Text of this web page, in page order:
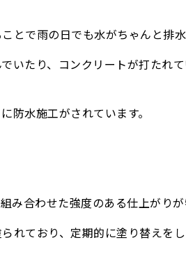
とで雨の日でも水がちゃんと排
いたり、コンクリートが打たれ
防水施工がされています。
み合わせた強度のある仕上がりが
れており、定期的に塗り替えを